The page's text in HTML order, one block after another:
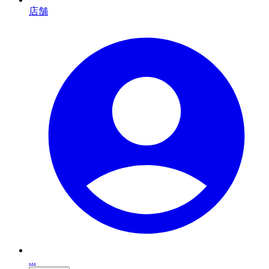
店舗
...